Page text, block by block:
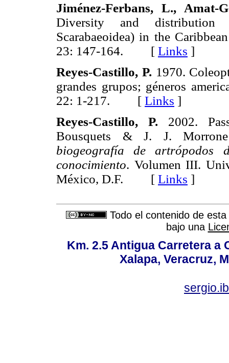
Jiménez-Ferbans, L., Amat-
Diversity and distribution
Scarabaeoidea) in the
23: 147-164. [ Links ]
Reyes-Castillo, P. 1970.
grandes grupos; géneros
22: 1-217. [ Links ]
Reyes-Castillo, P. 2002.
Bousquets & J. J.
biogeografía de artrópodos
conocimiento. Volumen III.
México, D.F. [ Links ]
Todo el contenido de
bajo una
Km. 2.5 Antigua Carretera a
Xalapa, Veracruz,